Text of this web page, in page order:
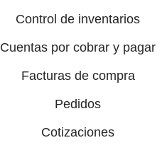
Control de inventarios
Cuentas por cobrar y pagar
Facturas de compra
Pedidos
Cotizaciones